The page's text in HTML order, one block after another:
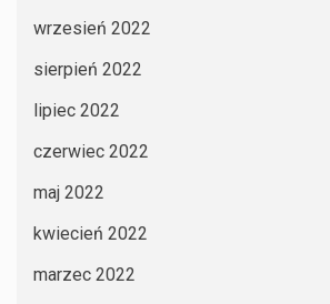
wrzesień 2022
sierpień 2022
lipiec 2022
czerwiec 2022
maj 2022
kwiecień 2022
marzec 2022